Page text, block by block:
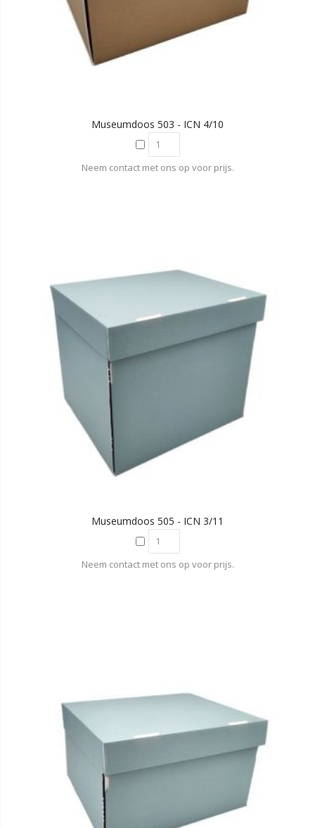
Museumdoos 503 - ICN 4/10
Neem contact met ons op voor prijs.
Museumdoos 505 - ICN 3/11
Neem contact met ons op voor prijs.